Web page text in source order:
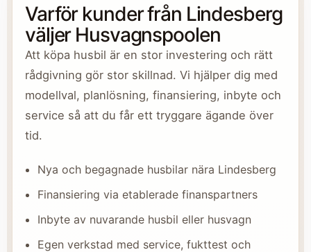
Varför kunder från Lindesberg
väljer Husvagnspoolen
Att köpa husbil är en stor investering och rätt
rådgivning gör stor skillnad. Vi hjälper dig med
modellval, planlösning, finansiering, inbyte och
service så att du får ett tryggare ägande över
tid.
Nya och begagnade husbilar nära Lindesberg
Finansiering via etablerade finanspartners
Inbyte av nuvarande husbil eller husvagn
Egen verkstad med service, fukttest och